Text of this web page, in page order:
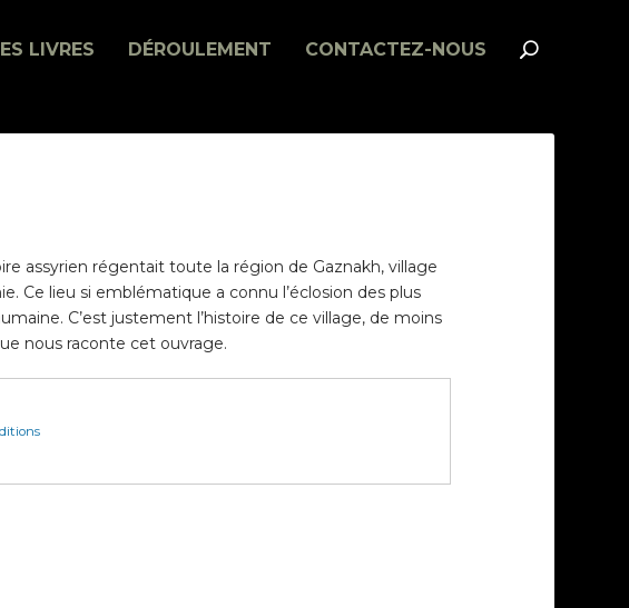
LIVRES DÉROULEMENT CONTACTEZ-NOUS
assyrien régentait toute la région de Gaznakh, village
Ce lieu si emblématique a connu l’éclosion des plus
C’est justement l’histoire de ce village, de moins
nous raconte cet ouvrage.